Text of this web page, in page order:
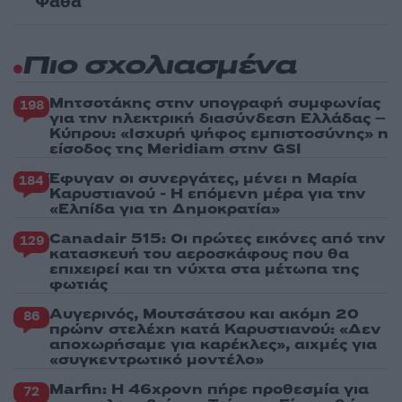
Πιο σχολιασμένα
198 Μητσοτάκης στην υπογραφή συμφωνίας
για την ηλεκτρική διασύνδεση Ελλάδας –
Κύπρου: «Ισχυρή ψήφος εμπιστοσύνης» η
είσοδος της Meridiam στην GSI
184 Έφυγαν οι συνεργάτες, μένει η Μαρία
Καρυστιανού - Η επόμενη μέρα για την
«Ελπίδα για τη Δημοκρατία»
129 Canadair 515: Οι πρώτες εικόνες από την
κατασκευή του αεροσκάφους που θα
επιχειρεί και τη νύχτα στα μέτωπα της
φωτιάς
86 Αυγερινός, Μουτσάτσου και ακόμη 20
πρώην στελέχη κατά Καρυστιανού: «Δεν
αποχωρήσαμε για καρέκλες», αιχμές για
«συγκεντρωτικό μοντέλο»
72 Marfin: Η 46χρονη πήρε προθεσμία για